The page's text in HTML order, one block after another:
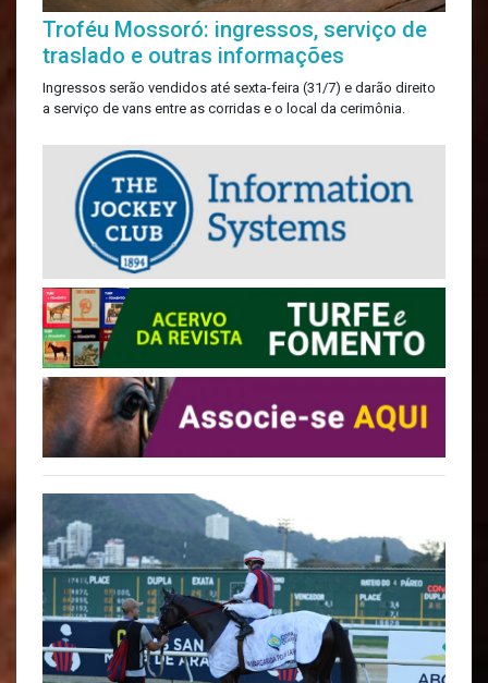
Troféu Mossoró: ingressos, serviço de
traslado e outras informações
Ingressos serão vendidos até sexta-feira (31/7) e darão direito
a serviço de vans entre as corridas e o local da cerimônia.